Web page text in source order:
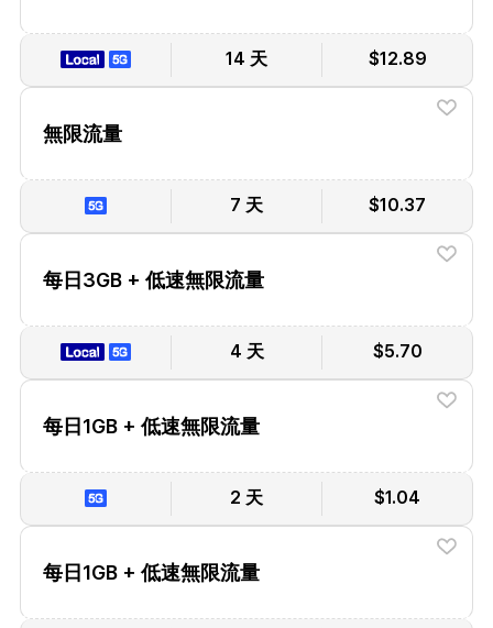
14 天 $12.89
無限流量
7 天 $10.37
每日3GB + 低速無限流量
4 天 $5.70
每日1GB + 低速無限流量
2 天 $1.04
每日1GB + 低速無限流量